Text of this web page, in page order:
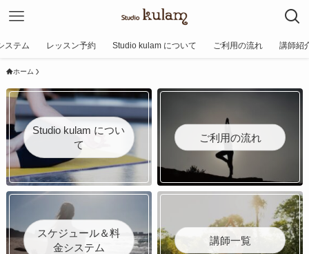
ステム レッスン予約 Studio kulam について ご利用の流れ 講師紹
ホーム
Studio kulam につい
て
ご利用の流れ
スケジュール＆料
金システム
講師一覧